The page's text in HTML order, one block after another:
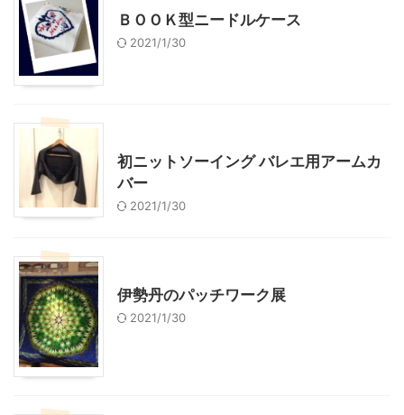
ＢＯＯＫ型ニードルケース
2021/1/30
初ニットソーイング バレエ用アームカ
バー
2021/1/30
伊勢丹のパッチワーク展
2021/1/30